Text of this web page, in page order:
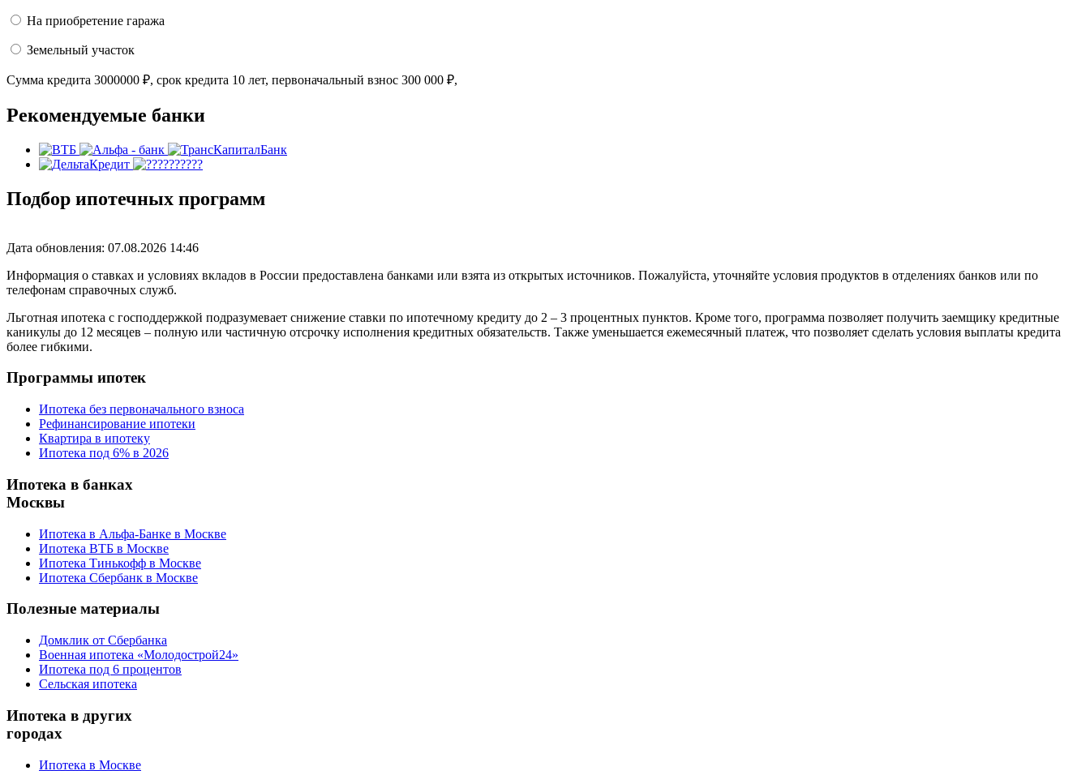
На приобретение гаража
Земельный участок
Сумма кредита 3000000 ₽, срок кредита 10 лет, первоначальный взнос 300 000 ₽,
Рекомендуемые банки
Подбор ипотечных программ
Дата обновления: 07.08.2026 14:46
Информация о ставках и условиях вкладов в России предоставлена банками или взята из открытых источников. Пожалуйста, уточняйте условия продуктов в отделениях банков или по
телефонам справочных служб.
Льготная ипотека с господдержкой подразумевает снижение ставки по ипотечному кредиту до 2 – 3 процентных пунктов. Кроме того, программа позволяет получить заемщику кредитные
каникулы до 12 месяцев – полную или частичную отсрочку исполнения кредитных обязательств. Также уменьшается ежемесячный платеж, что позволяет сделать условия выплаты кредита
более гибкими.
Программы ипотек
Ипотека без первоначального взноса
Рефинансирование ипотеки
Квартира в ипотеку
Ипотека под 6% в 2026
Ипотека в банках
Москвы
Ипотека в Альфа-Банке в Москве
Ипотека ВТБ в Москве
Ипотека Тинькофф в Москве
Ипотека Сбербанк в Москве
Полезные материалы
Домклик от Сбербанка
Военная ипотека «Молодострой24»
Ипотека под 6 процентов
Сельская ипотека
Ипотека в других
городах
Ипотека в Москве